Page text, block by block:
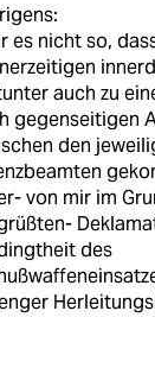
es nicht so,
auch zu
gegenseitigen
den
von mir im
des